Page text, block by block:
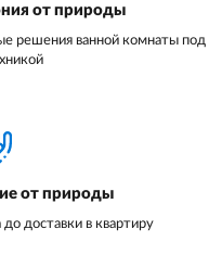
от природы
решения ванной комнаты под
от природы
доставки в квартиру